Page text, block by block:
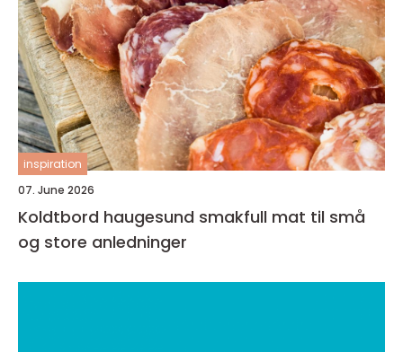
inspiration
07. June 2026
Koldtbord haugesund smakfull mat til små
og store anledninger